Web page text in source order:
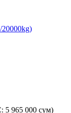
5 965 000 сум)